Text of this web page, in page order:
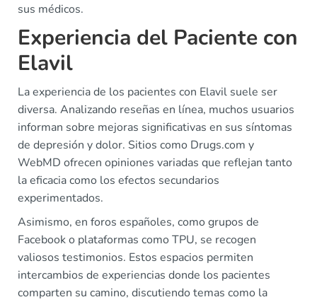
sus médicos.
Experiencia del Paciente con
Elavil
La experiencia de los pacientes con Elavil suele ser
diversa. Analizando reseñas en línea, muchos usuarios
informan sobre mejoras significativas en sus síntomas
de depresión y dolor. Sitios como Drugs.com y
WebMD ofrecen opiniones variadas que reflejan tanto
la eficacia como los efectos secundarios
experimentados.
Asimismo, en foros españoles, como grupos de
Facebook o plataformas como TPU, se recogen
valiosos testimonios. Estos espacios permiten
intercambios de experiencias donde los pacientes
comparten su camino, discutiendo temas como la